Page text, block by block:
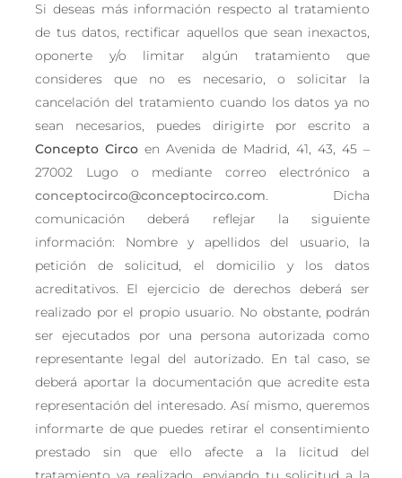
Si deseas más información respecto al tratamiento
de tus datos, rectificar aquellos que sean inexactos,
oponerte y/o limitar algún tratamiento que
consideres que no es necesario, o solicitar la
cancelación del tratamiento cuando los datos ya no
sean necesarios, puedes dirigirte por escrito a
Concepto Circo en Avenida de Madrid, 41, 43, 45 –
27002 Lugo o mediante correo electrónico a
conceptocirco@conceptocirco.com. Dicha
comunicación deberá reflejar la siguiente
información: Nombre y apellidos del usuario, la
petición de solicitud, el domicilio y los datos
acreditativos. El ejercicio de derechos deberá ser
realizado por el propio usuario. No obstante, podrán
ser ejecutados por una persona autorizada como
representante legal del autorizado. En tal caso, se
deberá aportar la documentación que acredite esta
representación del interesado. Así mismo, queremos
informarte de que puedes retirar el consentimiento
prestado sin que ello afecte a la licitud del